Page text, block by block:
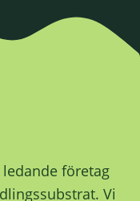
ledande företag
Vi